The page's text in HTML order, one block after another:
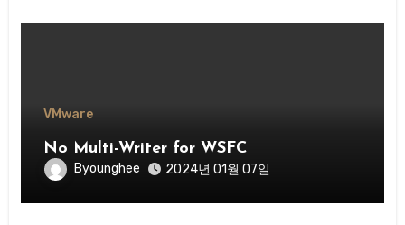
VMware
No Multi-Writer for WSFC
Byounghee 2024년 01월 07일